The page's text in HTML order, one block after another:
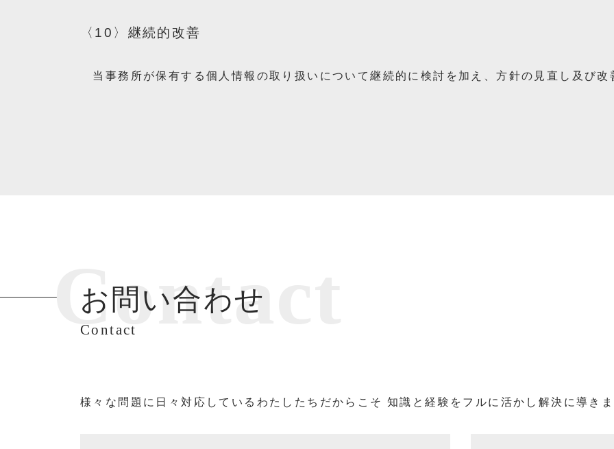
〈10〉継続的改善
当事務所が保有する個人情報の取り扱いについて継続的に検討を加え、方針の見直し及び改
お問い合わせ
Contact
Contact
様々な問題に日々対応しているわたしたちだからこそ 知識と経験をフルに活かし解決に導き